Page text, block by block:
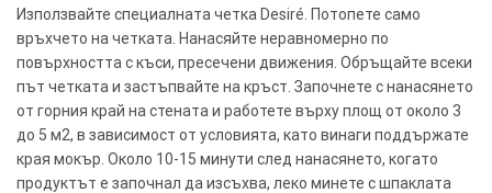
Използвайте специалната четка Desiré. Потопете само
връхчето на четката. Нанасяйте неравномерно по
повърхността с къси, пресечени движения. Обръщайте всеки
път четката и застъпвайте на кръст. Започнете с нанасянето
от горния край на стената и работете върху площ от около 3
до 5 м2, в зависимост от условията, като винаги поддържате
края мокър. Около 10-15 минути след нанасянето, когато
продуктът е започнал да изсъхва, леко минете с шпаклата